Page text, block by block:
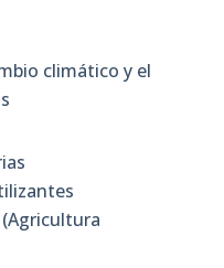
climático y el